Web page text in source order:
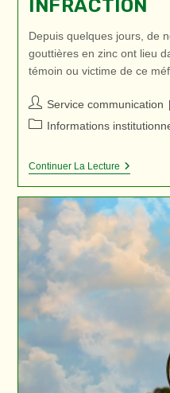
INFRACTION
Depuis quelques jours, de
gouttières en zinc ont lieu
témoin ou victime de ce
Auteur/autrice
de
Service communication
PostInformations
Continuer La LectureVictime
D’une
Infraction